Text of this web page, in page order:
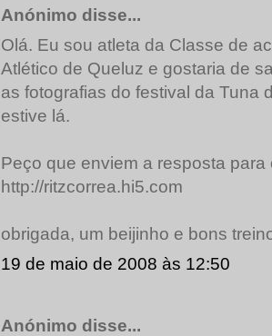
Anónimo disse...
Olá. Eu sou atleta da Classe de
Atlético de Queluz e gostaria de
as fotografias do festival da Tuna
estive lá.
Peço que enviem a resposta para
http://ritzcorrea.hi5.com
obrigada, um beijinho e bons
19 de maio de 2008 às 12:50
Anónimo disse...